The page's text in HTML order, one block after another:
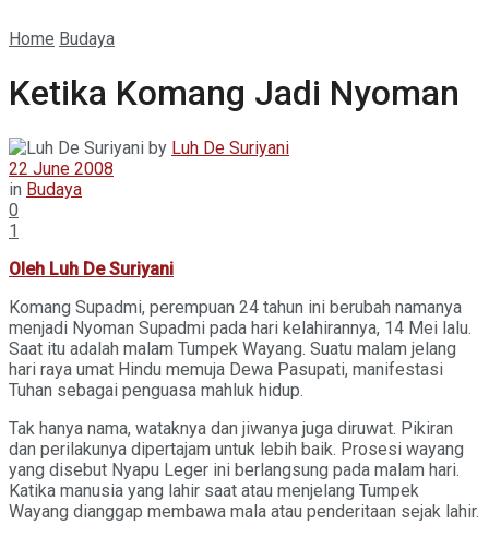
Home Budaya
Ketika Komang Jadi Nyoman
by Luh De Suriyani
22 June 2008
in Budaya
0
1
Oleh Luh De Suriyani
Komang Supadmi, perempuan 24 tahun ini berubah namanya
menjadi Nyoman Supadmi pada hari kelahirannya, 14 Mei lalu.
Saat itu adalah malam Tumpek Wayang. Suatu malam jelang
hari raya umat Hindu memuja Dewa Pasupati, manifestasi
Tuhan sebagai penguasa mahluk hidup.
Tak hanya nama, wataknya dan jiwanya juga diruwat. Pikiran
dan perilakunya dipertajam untuk lebih baik. Prosesi wayang
yang disebut Nyapu Leger ini berlangsung pada malam hari.
Katika manusia yang lahir saat atau menjelang Tumpek
Wayang dianggap membawa mala atau penderitaan sejak lahir.